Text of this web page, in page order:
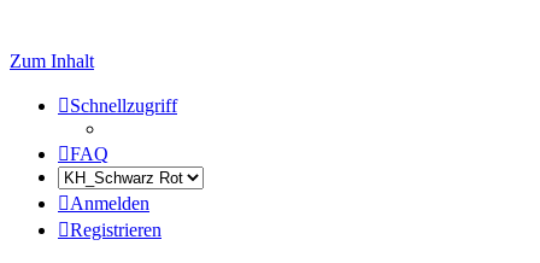
Zum Inhalt
Schnellzugriff
FAQ
Anmelden
Registrieren